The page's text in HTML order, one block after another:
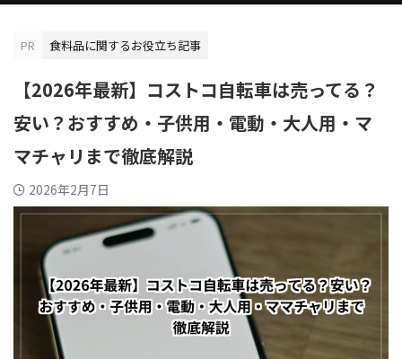
PR 食料品に関するお役立ち記事
【2026年最新】コストコ自転車は売ってる？
安い？おすすめ・子供用・電動・大人用・マ
マチャリまで徹底解説
2026年2月7日